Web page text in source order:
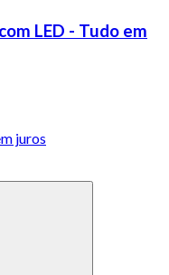
LED - Tudo em
juros